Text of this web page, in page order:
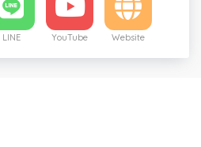
LINE YouTube Website